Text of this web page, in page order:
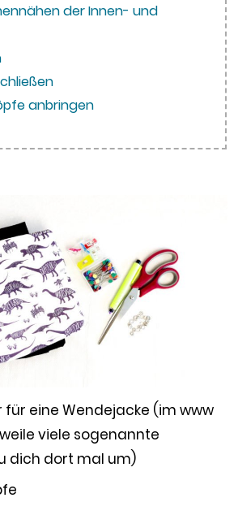
der Innen- und
anbringen
eine Wendejacke (im www
viele sogenannte
dich dort mal um)